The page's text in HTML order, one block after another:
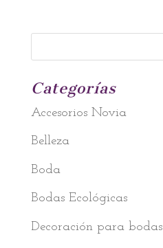
Categorías
Accesorios Novia
Belleza
Boda
Bodas Ecológicas
Decoración para bodas